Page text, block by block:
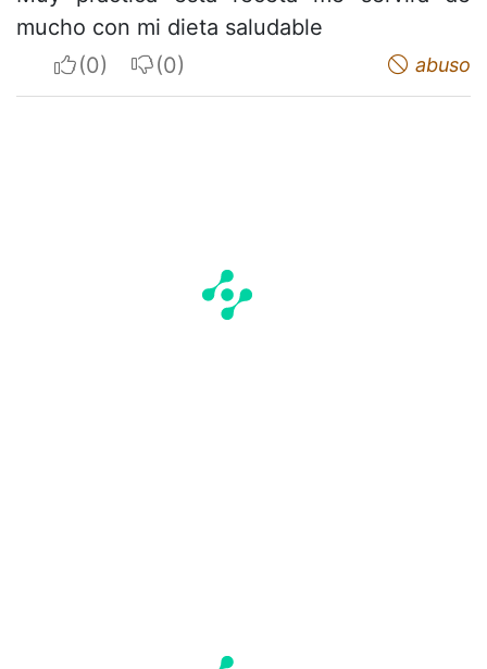
mucho con mi dieta saludable
I apreciateI do not appreciate abuso